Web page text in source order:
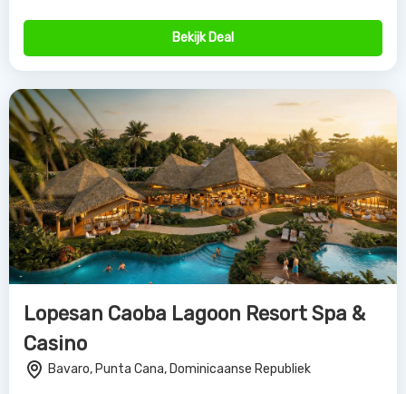
Bekijk Deal
Lopesan Caoba Lagoon Resort Spa &
Casino
Bavaro, Punta Cana, Dominicaanse Republiek